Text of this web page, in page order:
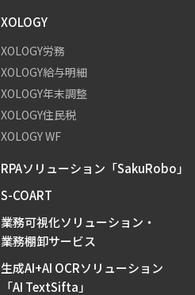
XOLOGY
XOLOGY労務
XOLOGY給与明細
XOLOGY年末調整
XOLOGY住民税
XOLOGY WF
RPAソリューション「SakuRobo」
S-COART
業務可視化ソリューション・
業務棚卸サービス
生成AI+AI OCRソリューション
「AI TextSifta」